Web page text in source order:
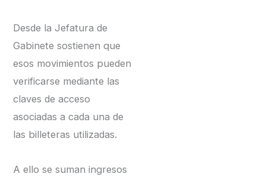
Desde la Jefatura de
Gabinete sostienen que
esos movimientos pueden
verificarse mediante las
claves de acceso
asociadas a cada una de
las billeteras utilizadas.
A ello se suman ingresos